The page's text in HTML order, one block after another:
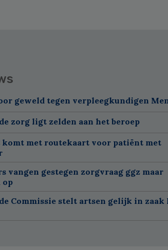
geweld tegen verpleegkundigen
zorg ligt zelden aan het beroep
komt met routekaart voor patiënt met
vangen gestegen zorgvraag ggz maar
op
Commissie stelt artsen gelijk in